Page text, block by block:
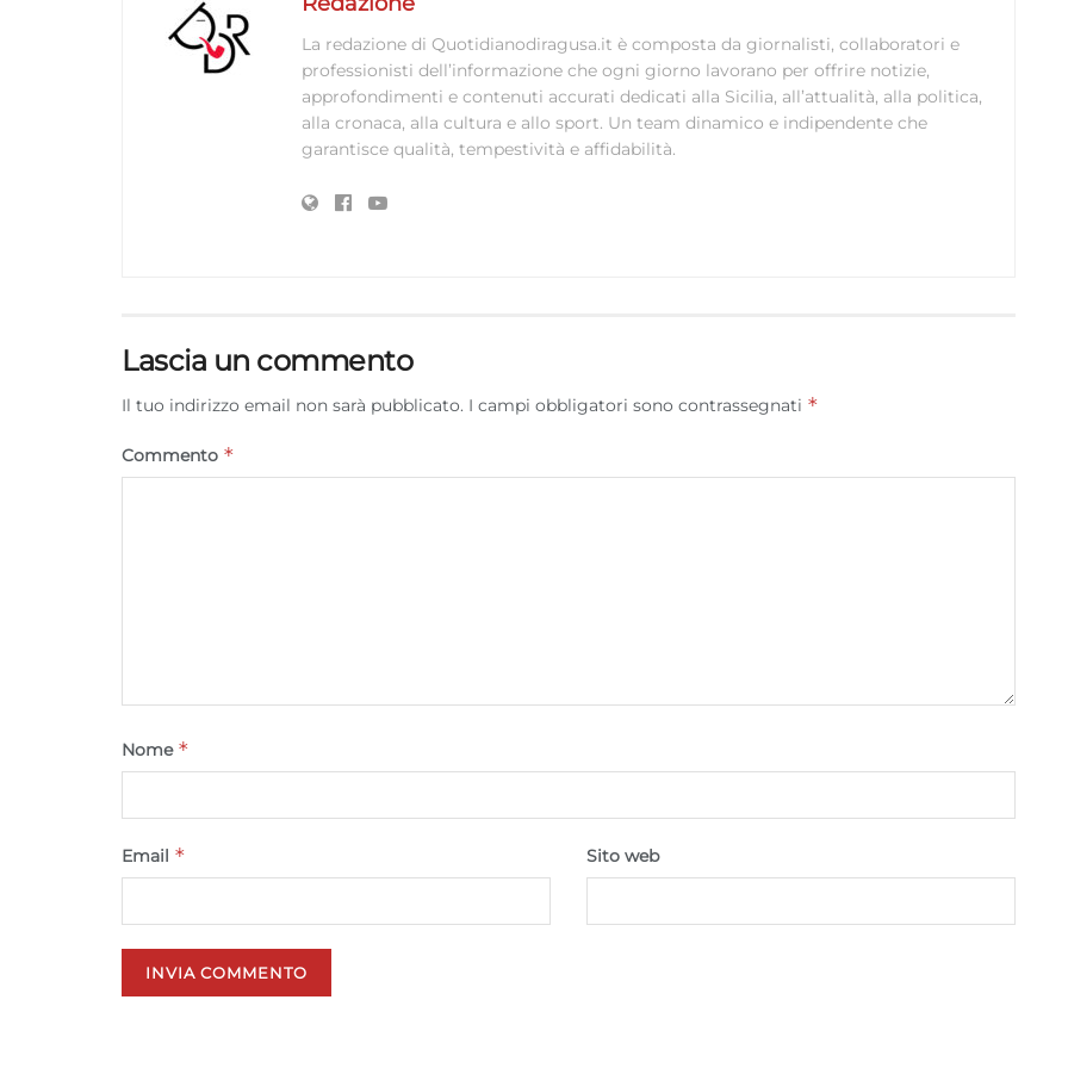
La redazione di Quotidianodiragusa.it è composta da giornalisti, collaboratori e
professionisti dell’informazione che ogni giorno lavorano per offrire notizie,
approfondimenti e contenuti accurati dedicati alla Sicilia, all’attualità, alla politica,
alla cronaca, alla cultura e allo sport. Un team dinamico e indipendente che
garantisce qualità, tempestività e affidabilità.
Lascia un commento
Il tuo indirizzo email non sarà pubblicato. I campi obbligatori sono contrassegnati *
Commento *
Nome *
Email * Sito web